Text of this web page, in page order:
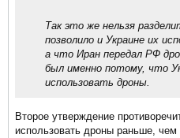
Так это же нельзя
позволило и Украине их
а что Иран передал РФ
был именно потому, что
использовать дроны.
Второе утверждение
использовать дроны раньше,